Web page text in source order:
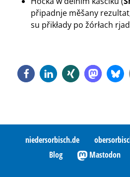
připadnje měšany
su přikłady po žórłach
niedersorbisch.de
Blog
Mastodon